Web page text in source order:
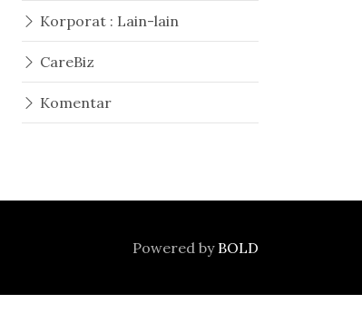
Korporat : Lain-lain
CareBiz
Komentar
Powered by BOLD